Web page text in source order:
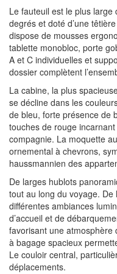
Le fauteuil est le plus
degrés et doté d’une
dispose de mousses
tablette monobloc, porte
A et C individuelles et
dossier complètent
La cabine, la plus
se décline dans les
de bleu, forte présence de
touches de rouge
compagnie. La moquette
ornemental à chevrons,
haussmannien des
De larges hublots
tout au long du voyage. De
différentes ambiances
d’accueil et de
favorisant une atmosphère
à bagage spacieux
Le couloir central,
déplacements.